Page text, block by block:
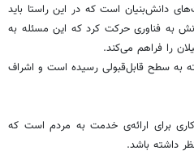
دانش‌بنیان است که در این راستا باید
به فناوری حرکت کرد که این مسئله به
را فراهم می‌کند.
نسبت به 8سال گذشته به سطح قابل‌قبولی رسیده است و اشراف
برای ارائه‌ی خدمت به مردم است که
داشته باشد.